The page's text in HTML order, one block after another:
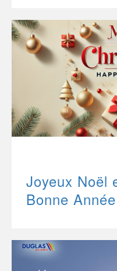
Joyeux Noël
Bonne